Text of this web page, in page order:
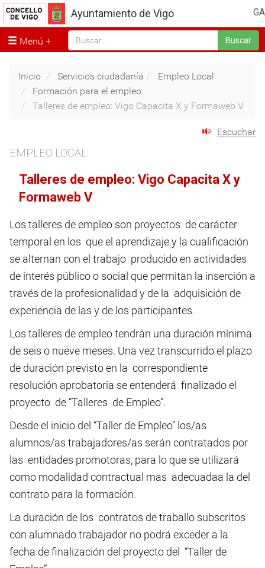
GA
Ayuntamiento de Vigo
Menú Buscar
Inicio Servicios ciudadanía
Empleo Local
Formación para el empleo
Talleres de empleo: Vigo Capacita X y Formaweb V
Escuchar
EMPLEO LOCAL
Talleres de empleo: Vigo Capacita X y
Formaweb V
Los talleres de empleo son proyectos de carácter
temporal en los que el aprendizaje y la cualificación
se alternan con el trabajo producido en actividades
de interés público o social que permitan la inserción a
través de la profesionalidad y de la adquisición de
experiencia de las y de los participantes.
Los talleres de empleo tendrán una duración mínima
de seis o nueve meses. Una vez transcurrido el plazo
de duración previsto en la correspondiente
resolución aprobatoria se entenderá finalizado el
proyecto de “Talleres de Empleo”.
Desde el inicio del “Taller de Empleo” los/as
alumnos/as trabajadores/as serán contratados por
las entidades promotoras, para lo que se utilizará
como modalidad contractual mas adecuadaa la del
contrato para la formación.
La duración de los contratos de traballo subscritos
con alumnado trabajador no podrá exceder a la
fecha de finalización del proyecto del “Taller de